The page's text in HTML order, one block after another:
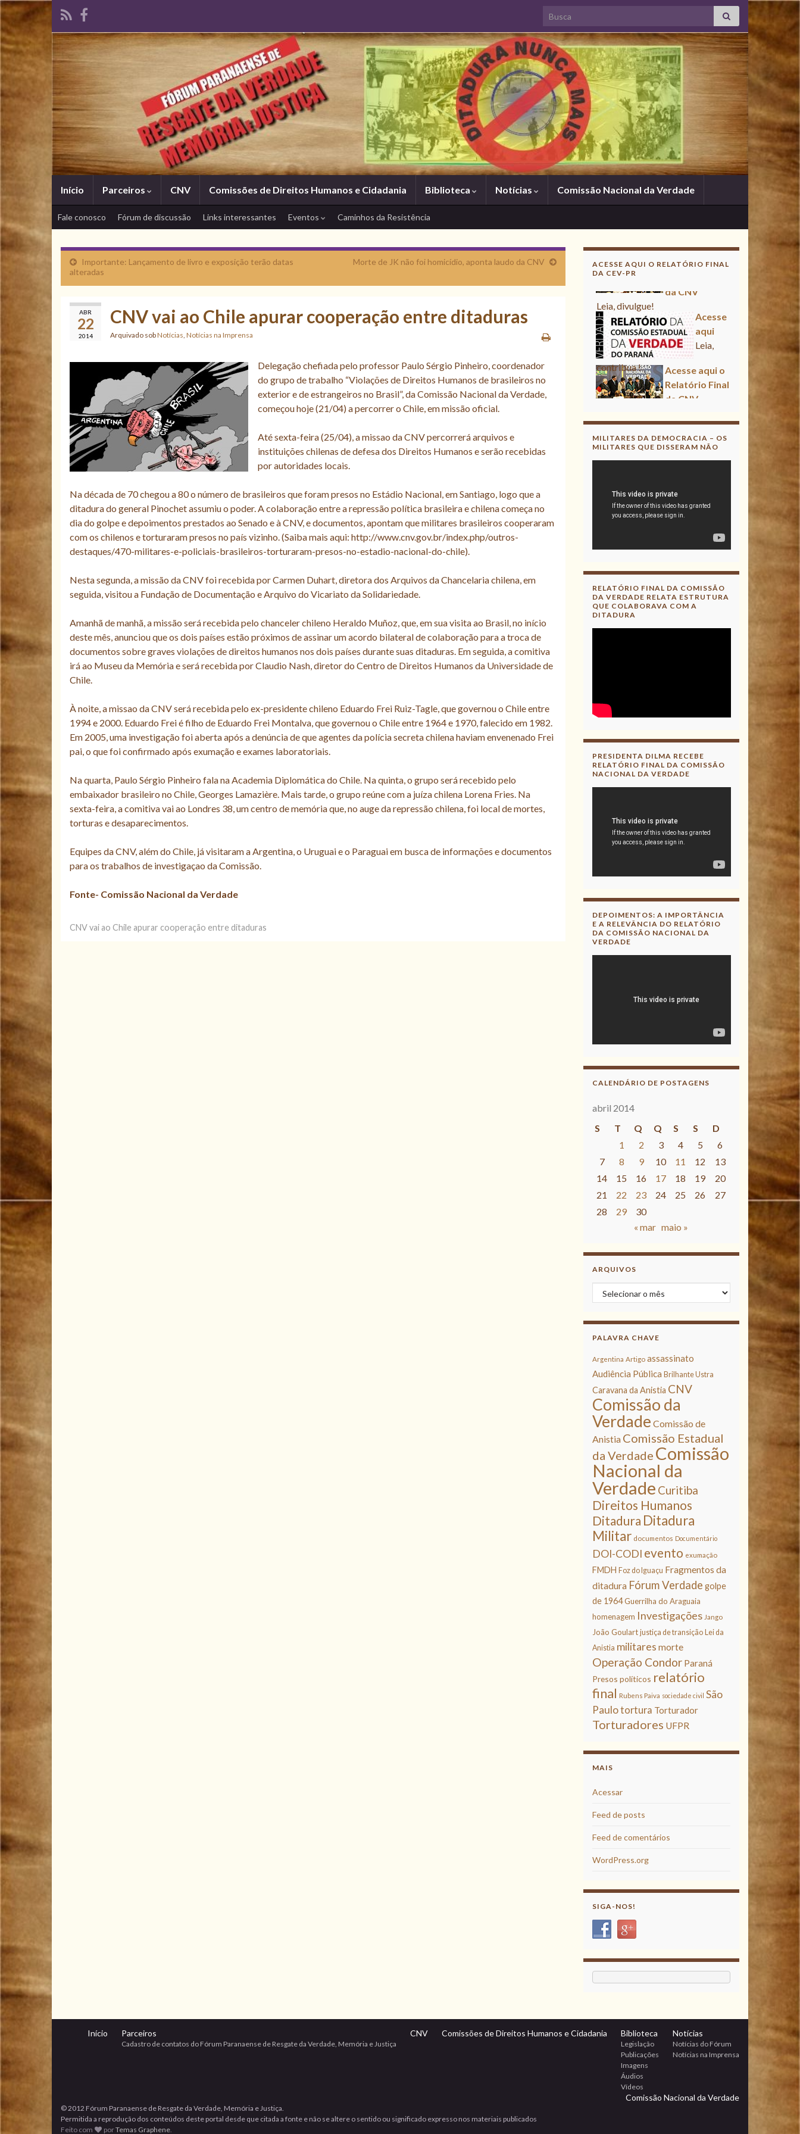
Search for:
Início Parceiros CNV Comissões de Direitos Humanos e Cidadania Biblioteca Notícias Comissão Nacional da Verdade
Fale conosco Fórum de discussão Links interessantes Eventos Caminhos da Resistência
Importante: Lançamento de livro e exposição terão datas
alteradas
Morte de JK não foi homicídio, aponta laudo da CNV
ABR
22
2014
CNV vai ao Chile apurar cooperação entre ditaduras
Arquivado sobNotícias, Notícias na Imprensa
Delegação chefiada pelo professor Paulo Sérgio Pinheiro, coordenador
do grupo de trabalho “Violações de Direitos Humanos de brasileiros no
exterior e de estrangeiros no Brasil”, da Comissão Nacional da Verdade,
começou hoje (21/04) a percorrer o Chile, em missão oficial.
Até sexta-feira (25/04), a missao da CNV percorrerá arquivos e
instituições chilenas de defesa dos Direitos Humanos e serão recebidas
por autoridades locais.
Na década de 70 chegou a 80 o número de brasileiros que foram presos no Estádio Nacional, em Santiago, logo que a
ditadura do general Pinochet assumiu o poder. A colaboração entre a repressão política brasileira e chilena começa no
dia do golpe e depoimentos prestados ao Senado e à CNV, e documentos, apontam que militares brasileiros cooperaram
com os chilenos e torturaram presos no país vizinho. (Saiba mais aqui: http://www.cnv.gov.br/index.php/outros-
destaques/470-militares-e-policiais-brasileiros-torturaram-presos-no-estadio-nacional-do-chile).
Nesta segunda, a missão da CNV foi recebida por Carmen Duhart, diretora dos Arquivos da Chancelaria chilena, em
seguida, visitou a Fundação de Documentação e Arquivo do Vicariato da Solidariedade.
Amanhã de manhã, a missão será recebida pelo chanceler chileno Heraldo Muñoz, que, em sua visita ao Brasil, no início
deste mês, anunciou que os dois países estão próximos de assinar um acordo bilateral de colaboração para a troca de
documentos sobre graves violações de direitos humanos nos dois países durante suas ditaduras. Em seguida, a comitiva
irá ao Museu da Memória e será recebida por Claudio Nash, diretor do Centro de Direitos Humanos da Universidade de
Chile.
À noite, a missao da CNV será recebida pelo ex-presidente chileno Eduardo Frei Ruiz-Tagle, que governou o Chile entre
1994 e 2000. Eduardo Frei é filho de Eduardo Frei Montalva, que governou o Chile entre 1964 e 1970, falecido em 1982.
Em 2005, uma investigação foi aberta após a denúncia de que agentes da polícia secreta chilena haviam envenenado Frei
pai, o que foi confirmado após exumação e exames laboratoriais.
Na quarta, Paulo Sérgio Pinheiro fala na Academia Diplomática do Chile. Na quinta, o grupo será recebido pelo
embaixador brasileiro no Chile, Georges Lamazière. Mais tarde, o grupo reúne com a juíza chilena Lorena Fries. Na
sexta-feira, a comitiva vai ao Londres 38, um centro de memória que, no auge da repressão chilena, foi local de mortes,
torturas e desaparecimentos.
Equipes da CNV, além do Chile, já visitaram a Argentina, o Uruguai e o Paraguai em busca de informações e documentos
para os trabalhos de investigaçao da Comissão.
Fonte- Comissão Nacional da Verdade
CNV vai ao Chile apurar cooperação entre ditaduras
ACESSE AQUI O RELATÓRIO FINAL
DA CEV-PR
Acesse aqui o
Relatório Final
Leia, divulgue!
Acesse
aqui
Leia,
contribua !
Acesse aqui o
Relatório Final
da CNV
Leia, divulgue!
MILITARES DA DEMOCRACIA – OS
MILITARES QUE DISSERAM NÃO
RELATÓRIO FINAL DA COMISSÃO
DA VERDADE RELATA ESTRUTURA
QUE COLABORAVA COM A
DITADURA
PRESIDENTA DILMA RECEBE
RELATÓRIO FINAL DA COMISSÃO
NACIONAL DA VERDADE
DEPOIMENTOS: A IMPORTÂNCIA
E A RELEVÂNCIA DO RELATÓRIO
DA COMISSÃO NACIONAL DA
VERDADE
CALENDÁRIO DE POSTAGENS
abril 2014
S
T Q Q S S
D
1
2 3 4 5
6
7
8 9 10 11 12
13
14
15 16 17 18 19
20
21
22 23 24 25 26
27
28
29
30
« mar maio »
ARQUIVOS
Arquivos
PALAVRA CHAVE
Argentina Artigo assassinato
Audiência Pública Brilhante Ustra
Caravana da Anistia CNV
Comissão da
Verdade Comissão de
Anistia Comissão Estadual
da Verdade Comissão
Nacional da
Verdade Curitiba
Direitos Humanos
Ditadura Ditadura
Militar documentos Documentário
DOI-CODI evento exumação
FMDH Foz do Iguaçu Fragmentos da
ditadura Fórum Verdade golpe
de 1964 Guerrilha do Araguaia
homenagem Investigações Jango
João Goulart justiça de transição Lei da
Anistia militares morte
Operação Condor Paraná
Presos políticos relatório
final Rubens Paiva sociedade civil São
Paulotortura Torturador
Torturadores UFPR
MAIS
Acessar
Feed de posts
Feed de comentários
WordPress.org
SIGA-NOS!
Início Parceiros
Cadastro de contatos do Fórum Paranaense de Resgate da Verdade, Memória e Justiça
CNV Comissões de Direitos Humanos e Cidadania Biblioteca
Legislação
Publicações
Imagens
Áudios
Vídeos
Notícias
Notícias do Fórum
Notícias na Imprensa
Comissão Nacional da Verdade
© 2012 Fórum Paranaense de Resgate da Verdade, Memória e Justiça.
Permitida a reprodução dos conteúdos deste portal desde que citada a fonte e não se altere o sentido ou significado expresso nos materiais publicados
Feito com
porTemas Graphene.